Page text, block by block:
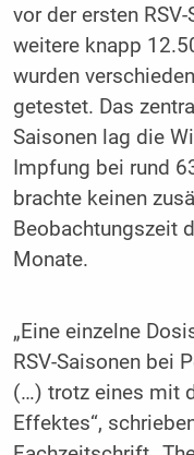
vor der ersten
weitere knapp
wurden
getestet. Das
Saisonen lag die
Impfung bei rund
brachte keinen
Beobachtungszeit
Monate.
„Eine einzelne
RSV-Saisonen bei
(…) trotz eines mit
Effektes“,